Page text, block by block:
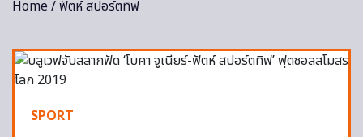
Home/ ฟัตห์ สปอร์ตทิฟ
SPORT